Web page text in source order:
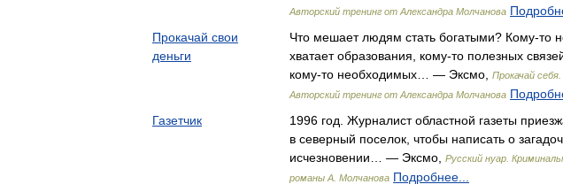
Авторский тренинг от Александра Молчанова
Прокачай свои
деньги
Что мешает людям стать богатыми? Кому-то
хватает образования, кому-то полезных
кому-то необходимых… — Эксмо,
Прокачай себя.
Авторский тренинг от Александра Молчанова
Газетчик
1996 год. Журналист областной газеты
в северный поселок, чтобы написать о
исчезновении… — Эксмо,
Русский нуар.
романы А. Молчанова Подробнее...